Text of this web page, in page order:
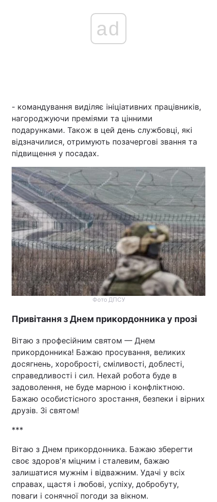
ad
- командування виділяє ініціативних працівників,
нагороджуючи преміями та цінними
подарунками. Також в цей день службовці, які
відзначилися, отримують позачергові звання та
підвищення у посадах.
Фото ДПСУ
Привітання з Днем прикордонника у прозі
Вітаю з професійним святом — Днем
прикордонника! Бажаю просування, великих
досягнень, хоробрості, сміливості, доблесті,
справедливості і сил. Нехай робота буде в
задоволення, не буде марною і конфліктною.
Бажаю особистісного зростання, безпеки і вірних
друзів. Зі святом!
***
Вітаю з Днем прикордонника. Бажаю зберегти
своє здоров'я міцним і сталевим, бажаю
залишатися мужнім і відважним. Удачі у всіх
справах, щастя і любові, успіху, добробуту,
поваги і сонячної погоди за вікном.